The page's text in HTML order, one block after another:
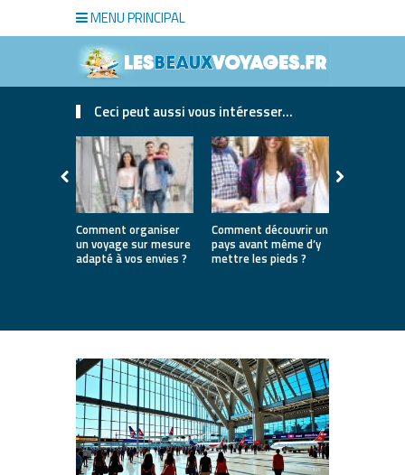
MENU PRINCIPAL
Ceci peut aussi vous intéresser...
Comment organiser
un voyage sur mesure
adapté à vos envies ?
Comment découvrir un
pays avant même d’y
mettre les pieds ?